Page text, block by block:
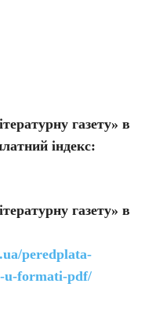
газету» в
індекс:
газету» в
peredplata-
u-formati-pdf/